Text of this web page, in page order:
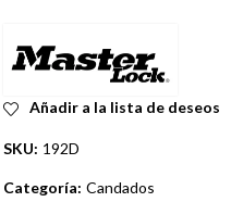
Añadir a la lista de deseos
SKU: 192D
Categoría: Candados